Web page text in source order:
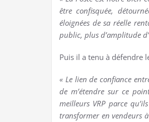
être confisquée,
éloignées de sa réelle
public, plus d’amplitude
Puis il a tenu à défendre
« Le lien de confiance
de m’étendre sur ce
meilleurs VRP parce
transformer en vendeurs